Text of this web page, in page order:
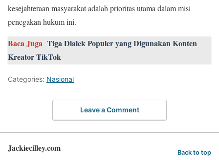
kesejahteraan masyarakat adalah prioritas utama dalam misi
penegakan hukum ini.
Baca Juga Tiga Dialek Populer yang Digunakan Konten
Kreator TikTok
Categories: Nasional
Leave a Comment
Jackiecilley.com Back to top